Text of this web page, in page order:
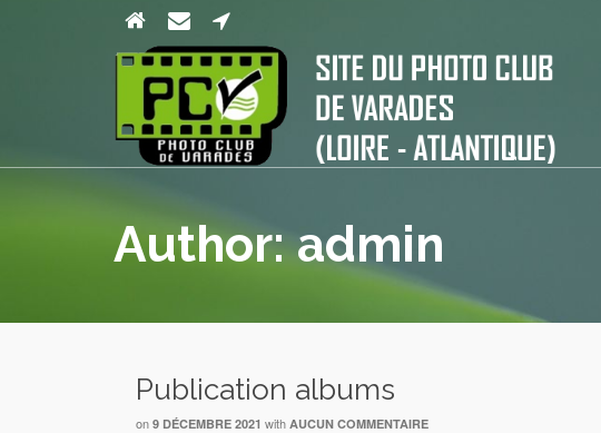
Author: admin
Publication albums
on 9 DÉCEMBRE 2021 with AUCUN COMMENTAIRE